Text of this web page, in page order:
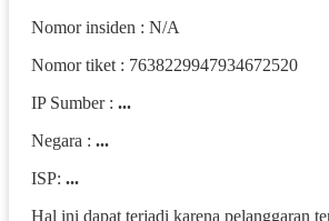
Nomor insiden : N/A
Nomor tiket : 7638229947934672520
IP Sumber : ...
Negara : ...
ISP: ...
Hal ini dapat terjadi karena pelanggaran